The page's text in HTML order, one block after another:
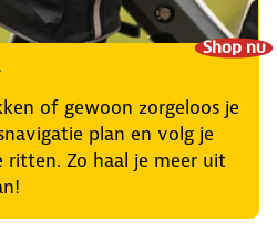
Shop nu
of gewoon zorgeloos je
plan en volg je
ritten. Zo haal je meer uit